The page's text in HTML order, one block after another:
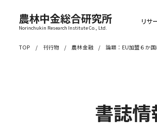
農林中金総合研究所
Norinchukin Research Institute Co., Ltd.
リサ
TOP 刊行物 農林金融 論題：EU加盟６か
書誌情